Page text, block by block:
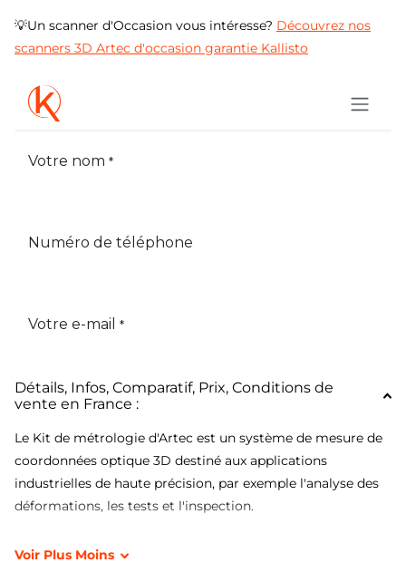
💡Un scanner d'Occasion vous intéresse? Découvrez nos
scanners 3D Artec d'occasion garantie Kallisto
Détails, Infos, Comparatif, Prix, Conditions de
vente en France :
Le Kit de métrologie d'Artec est un système de mesure de
coordonnées optique 3D destiné aux applications
industrielles de haute précision, par exemple l'analyse des
déformations, les tests et l'inspection.
Le Kit de métrologie est suffisamment flexible pour
Voir Plus Moins